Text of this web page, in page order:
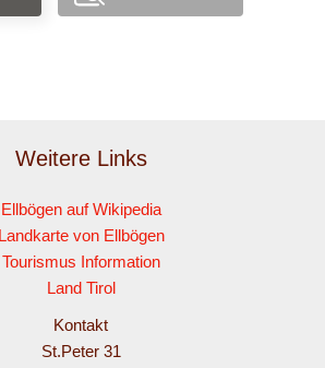
Weitere Links
Ellbögen auf Wikipedia
Landkarte von Ellbögen
Tourismus Information
Land Tirol
Kontakt
St.Peter 31